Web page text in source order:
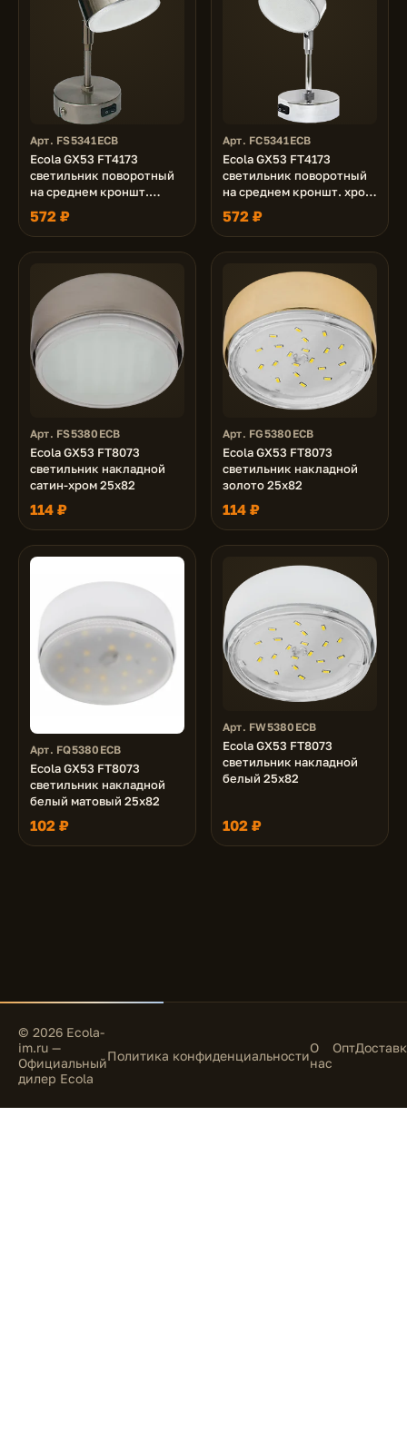
Арт. FS5341ECB
Ecola GX53 FT4173
светильник поворотный
на среднем кроншт.
сатин-хром 210х80
572 ₽
Арт. FC5341ECB
Ecola GX53 FT4173
светильник поворотный
на среднем кроншт. хром
210x80
572 ₽
Арт. FS5380ECB
Ecola GX53 FT8073
светильник накладной
сатин-хром 25x82
114 ₽
Арт. FG5380ECB
Ecola GX53 FT8073
светильник накладной
золото 25x82
114 ₽
Арт. FQ5380ECB
Ecola GX53 FT8073
светильник накладной
белый матовый 25x82
102 ₽
Арт. FW5380ECB
Ecola GX53 FT8073
светильник накладной
белый 25x82
102 ₽
© 2026 Ecola-
im.ru —
Официальный
дилер Ecola
Политика конфиденциальностиО
нас
Опт